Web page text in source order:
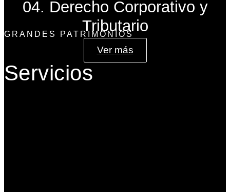
04. Derecho Corporativo y
Tributario
Ver más
GRANDES PATRIMONIOS
Servicios